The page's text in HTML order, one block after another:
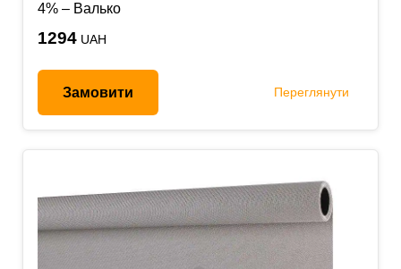
4% – Валько
1294 UAH
Замовити Переглянути